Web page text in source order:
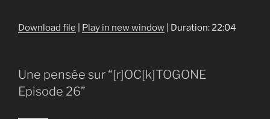
Download file Play in new window Duration: 22:04
Une pensée sur “[r]OC[k]TOGONE
Episode 26”